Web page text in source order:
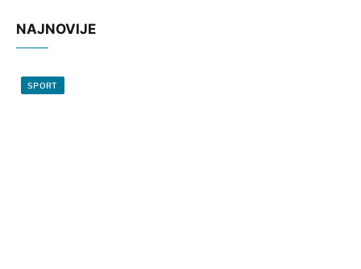
NAJNOVIJE
SPORT